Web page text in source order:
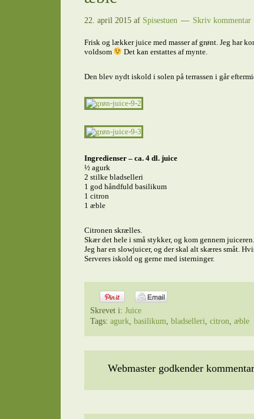
22. april 2015af Spisestuen Skriv kommentar
Frisk og lækker juice med masser af grønt. Jeg har
voldsom
Det kan erstattes af mynte.
Den blev nydt iskold i solen på terrassen i går
Ingredienser – ca. 4 dl. juice
½ agurk
2 stilke bladselleri
1 god håndfuld basilikum
1 citron
1 æble
Citronen skrælles.
Skær det hele i små stykker, og kom gennem juiceren.
Jeg har en slowjuicer, og der skal alt skæres småt.
Serveres iskold og gerne med isterninger.
Skrevet i: Juice
Tags: agurk, basilikum, bladselleri, citron, æble
Webmaster godkender